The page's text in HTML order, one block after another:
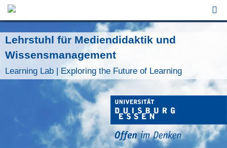
Jump to Navigation
Lehrstuhl für Mediendidaktik und
Wissensmanagement
Learning Lab | Exploring the Future of Learning